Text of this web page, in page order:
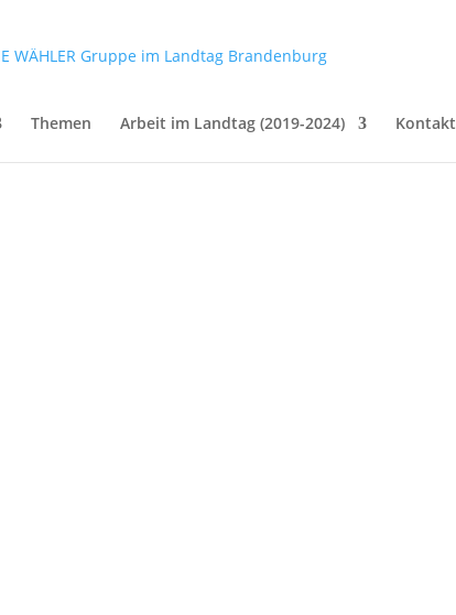
Themen Arbeit im Landtag (2019-2024) Kontakt